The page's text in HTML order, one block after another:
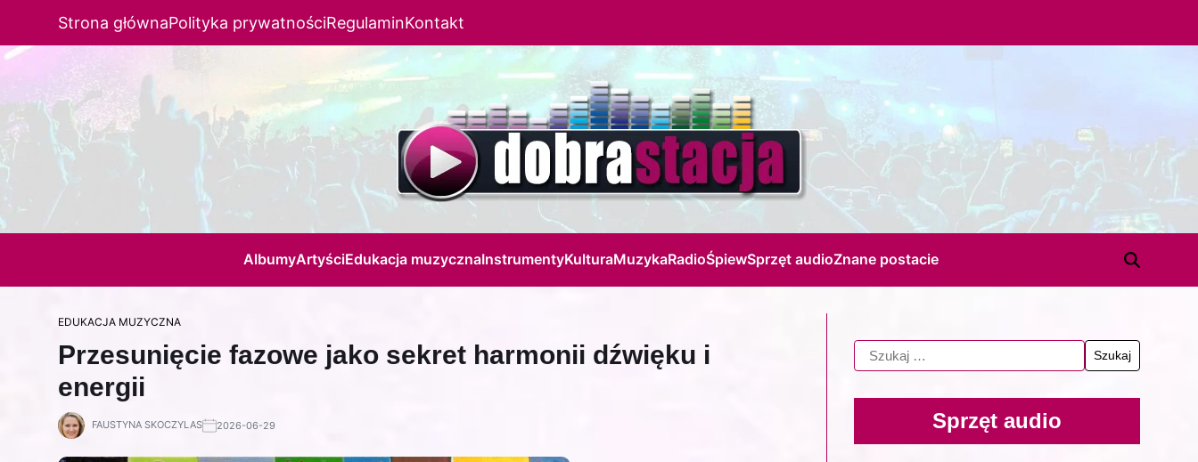
Strona głównaPolityka prywatnościRegulaminKontakt
AlbumyArtyściEdukacja muzycznaInstrumentyKulturaMuzykaRadioŚpiewSprzęt audioZnane postacie
EDUKACJA MUZYCZNA
Przesunięcie fazowe jako sekret harmonii dźwięku i
energii
FAUSTYNA SKOCZYLAS 2026-06-29 Sprzęt audio